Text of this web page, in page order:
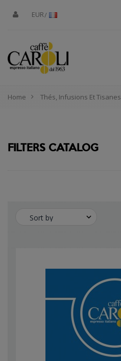
EUR
Home Thés, Infusions Et Tisanes
FILTERS CATALOG